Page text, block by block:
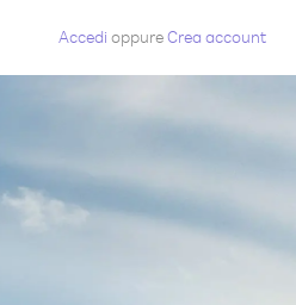
Accedi oppureCrea account